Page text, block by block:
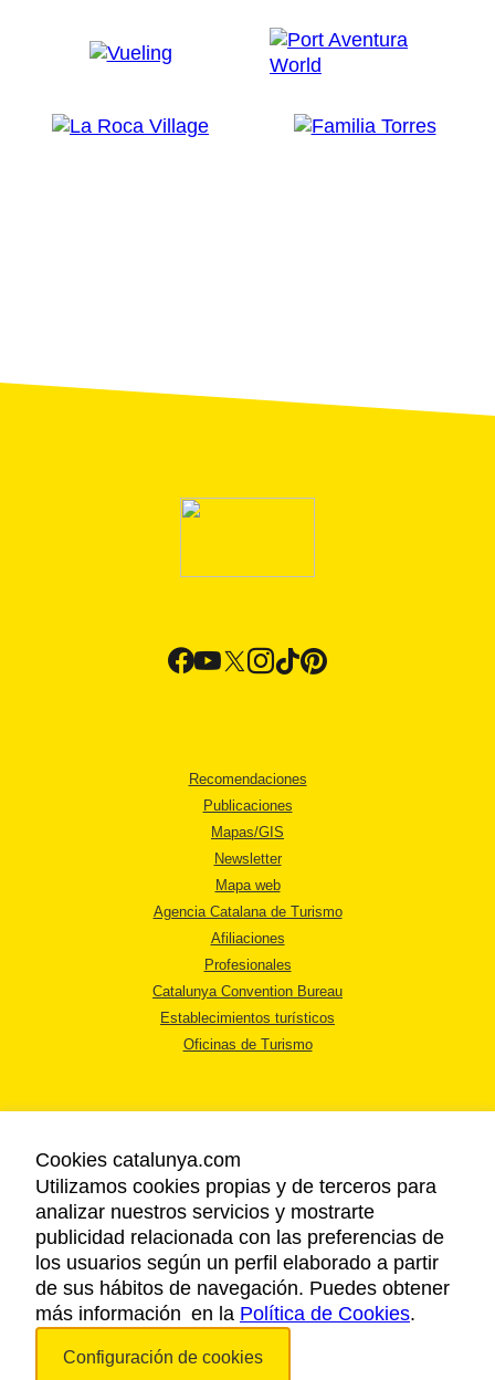
Recomendaciones
Publicaciones
Mapas/GIS
Newsletter
Mapa web
Agencia Catalana de Turismo
Afiliaciones
Profesionales
Catalunya Convention Bureau
Establecimientos turísticos
Oficinas de Turismo
AVISO LEGAL
POLÍTICA DE PRIVACIDAD
COOKIES
ACCESSIBILIDAD
Copyright © 2026. Agencia Catalana de Turismo. Todos los derechos
Cookies catalunya.com
Utilizamos cookies propias y de terceros para
analizar nuestros servicios y mostrarte
publicidad relacionada con las preferencias de
los usuarios según un perfil elaborado a partir
de sus hábitos de navegación. Puedes obtener
más información en la Política de Cookies.
Configuración de cookies